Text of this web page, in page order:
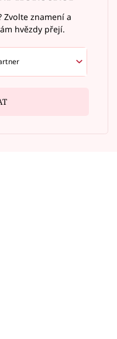
Zvolte znamení a
hvězdy přejí.